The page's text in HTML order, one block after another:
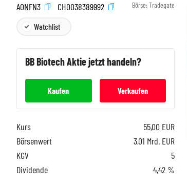
A0NFN3
CH0038389992 Börse: Tradegate
Watchlist
BB BiotechAktie jetzt handeln?
Kaufen Verkaufen
Kurs 55,00 EUR
Börsenwert
3,01 Mrd. EUR
KGV
5
Dividende
4,42 %